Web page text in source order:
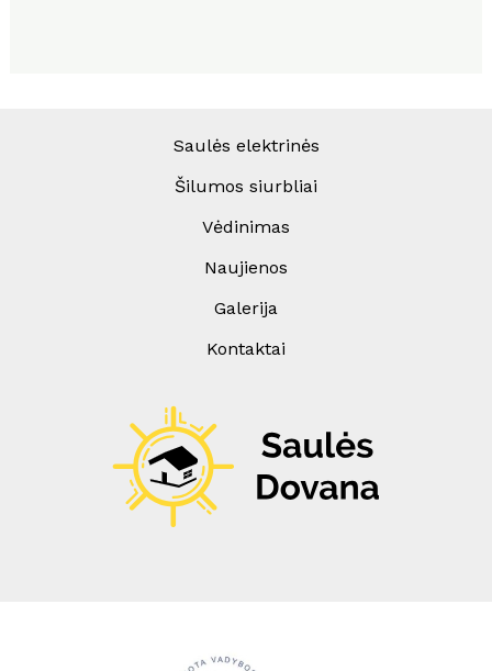
Saulės elektrinės
Šilumos siurbliai
Vėdinimas
Naujienos
Galerija
Kontaktai